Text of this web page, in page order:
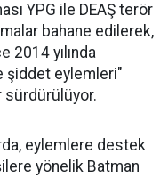
YPG ile DEAŞ terör
bahane edilerek,
2014 yılında
şiddet eylemleri"
sürdürülüyor.
eylemlere destek
yönelik Batman